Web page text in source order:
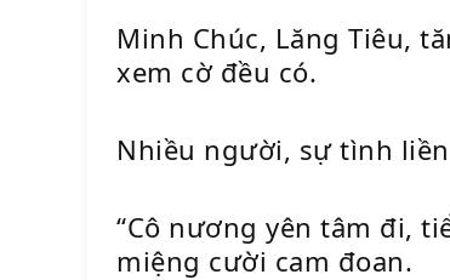
Minh Chúc, Lăng Tiêu,
xem cờ đều có.
Nhiều người, sự tình
“Cô nương yên tâm đi,
miệng cười cam đoan.